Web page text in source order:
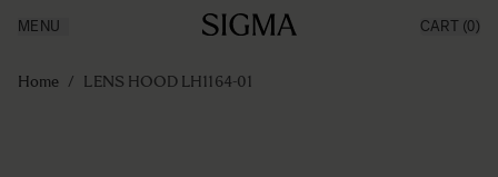
Producten
Inspiratie
MENU CART (0)
Home / LENS HOOD LH1164-01